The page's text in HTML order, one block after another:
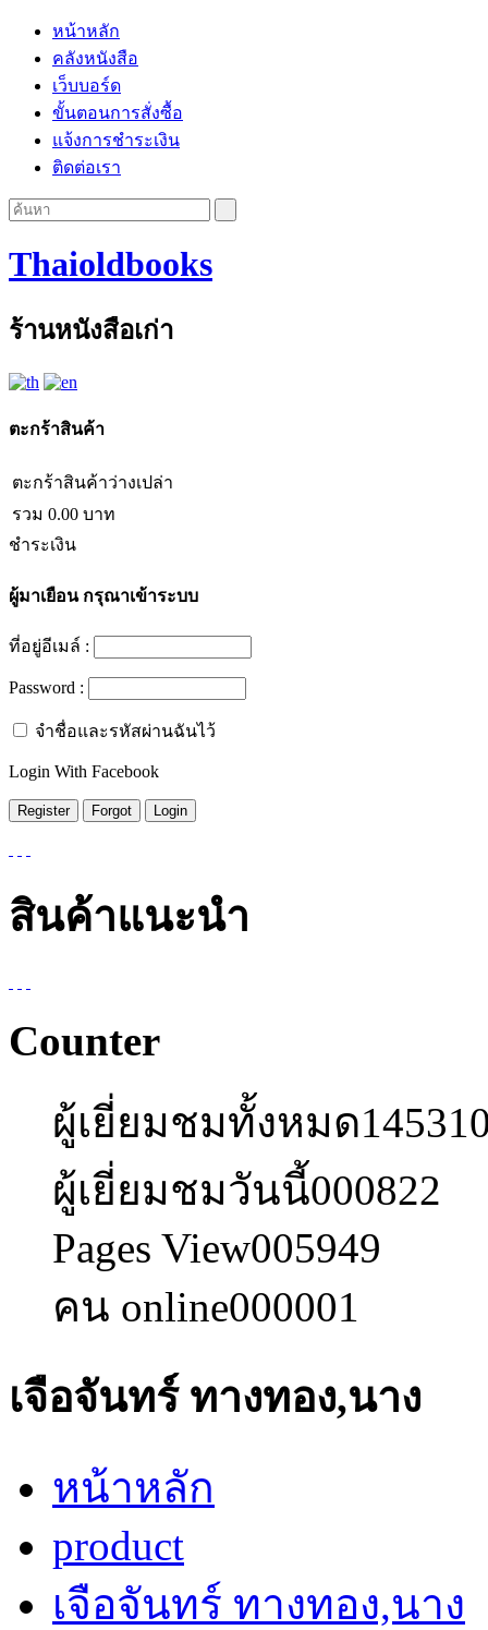
หน้าหลัก
คลังหนังสือ
เว็บบอร์ด
ขั้นตอนการสั่งซื้อ
แจ้งการชำระเงิน
ติดต่อเรา
Thaioldbooks
ร้านหนังสือเก่า
ตะกร้าสินค้า
ตะกร้าสินค้าว่างเปล่า
รวม 0.00 บาท
ชำระเงิน
ผู้มาเยือนกรุณาเข้าระบบ
ที่อยู่อีเมล์ :
Password :
จำชื่อและรหัสผ่านฉันไว้
Login With Facebook
สินค้าแนะนำ
Counter
ผู้เยี่ยมชมทั้งหมด
ผู้เยี่ยมชมวันนี้000822
Pages View005949
คน online000001
เจือจันทร์ ทางทอง,นาง
หน้าหลัก
product
เจือจันทร์ ทางทอง,นาง